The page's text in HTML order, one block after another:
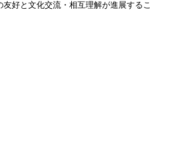
好と文化交流・相互理解が進展するこ